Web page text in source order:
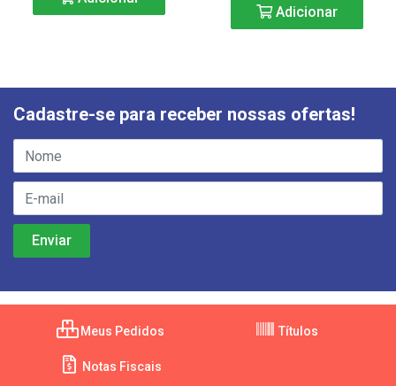
Adicionar
Cadastre-se para receber nossas ofertas!
Meus Pedidos Títulos
Notas Fiscais